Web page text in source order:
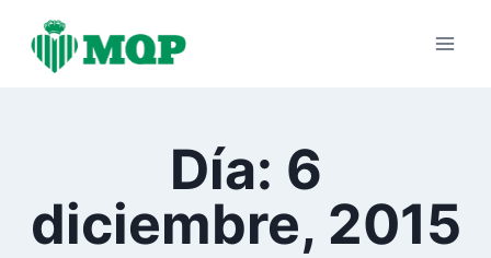
contenido
Día: 6
diciembre, 2015